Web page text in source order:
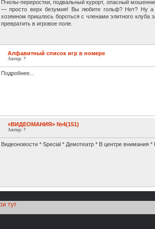
Пчелы-переростки, подвальный курорт, опасный
— просто верх безумия! Вы любите гольф? Нет? Ну а
хозяином пришлось бороться с членами элитного клуба
превратить в игровое поле.
Алфавитный список игр в номере
Автор: ?
Подробнее...
«ВИДЕОМАНИЯ» №4(151)
Автор: ?
Видеоновости * Special * Демотеатр * В центре внимания
тут